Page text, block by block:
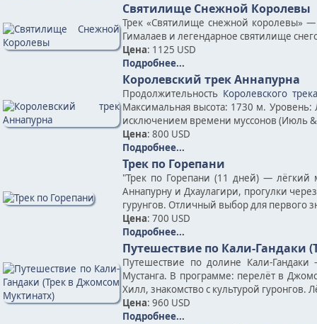
Святилище Снежной Королевы
Трек «Святилище снежной королевы»
Гималаев и легендарное святилище
Цена: 1125 USD
Подробнее...
Королевский трек Аннапурна
Продолжительность Королевского
Максимальная высота: 1730 м.
исключением времени муссонов (Июль
Цена: 800 USD
Подробнее...
Трек по Горепани
"Трек по Горепани (11 дней) —
Аннапурну и Дхаулагири, прогулки
гурунгов. Отличный выбор для первого
Цена: 700 USD
Подробнее...
Путешествие по Кали-Гандаки
Путешествие по долине Кали-
Мустанга. В программе: перелёт в
Хилл, знакомство с культурой гуронгов.
Цена: 960 USD
Подробнее...